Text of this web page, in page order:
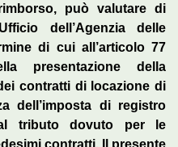
può valutare di
dell’Agenzia delle
di cui all’articolo 77
presentazione della
contratti di locazione di
dell’imposta di registro
tributo dovuto per le
contratti. Il presente